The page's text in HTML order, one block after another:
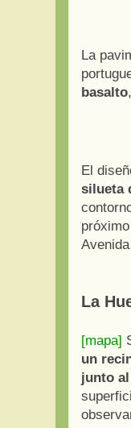
La
basalto
El
silueta
La
[mapa]
un
junto